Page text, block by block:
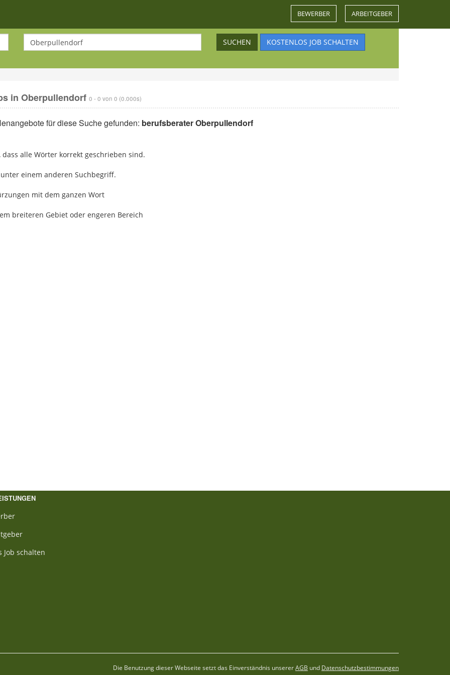
BEWERBER ARBEITGEBER
SUCHEN KOSTENLOS JOB SCHALTEN
in Oberpullendorf 0 - 0 von 0 (0.000s)
für diese Suche gefunden: berufsberater Oberpullendorf
dass alle Wörter korrekt geschrieben sind.
einem anderen Suchbegriff.
mit dem ganzen Wort
breiteren Gebiet oder engeren Bereich
Job schalten
Die Benutzung dieser Webseite setzt das Einverständnis unsererAGB und Datenschutzbestimmungen